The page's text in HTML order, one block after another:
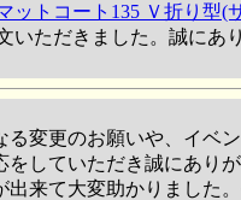
ットコート135 Ｖ折り型(
いただきました。誠にあ
る変更のお願いや、イベ
をしていただき誠にあり
出来て大変助かりました